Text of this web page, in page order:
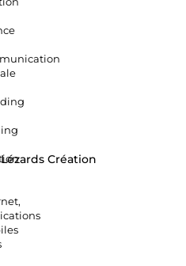
Lézards Création